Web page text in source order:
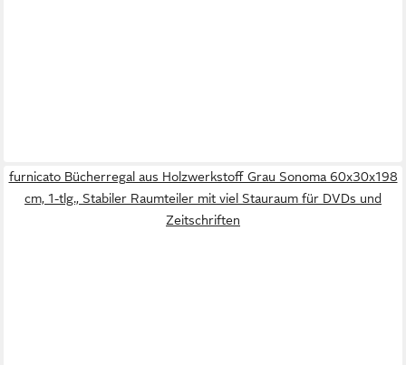
furnicato Bücherregal aus Holzwerkstoff Grau Sonoma 60x30x198
cm, 1-tlg., Stabiler Raumteiler mit viel Stauraum für DVDs und
Zeitschriften